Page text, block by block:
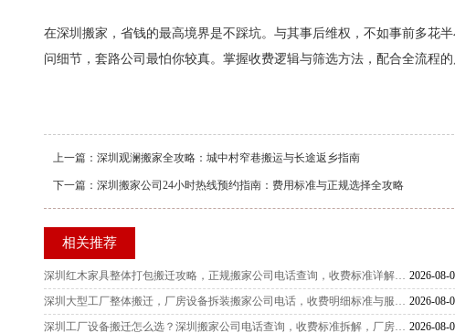
在深圳搬家，省钱的最高境界是不踩坑。与其事后维权，不如事前多花
问细节，套路公司最怕你较真。掌握收费逻辑与筛选方法，配合全流程
上一篇： 深圳观澜搬家全攻略：城中村窄巷搬运与长途返乡指南
下一篇： 深圳搬家公司24小时热线预约指南：费用标准与正规选择全攻略
相关推荐
2026-08-
深圳红木家具整体打包搬迁攻略，正规搬家公司电话查询，收费标准详解，多家服务商横向测评
2026-08-
深圳大型工厂整体搬迁，厂房设备拆装搬家公司电话，收费明细标准与服务商客观测评指南
2026-08-
深圳工厂设备搬迁怎么选？深圳搬家公司电话查询，收费标准拆解，厂房搬迁服务商真实测评汇总